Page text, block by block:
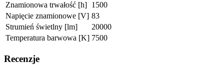
Znamionowa trwałość [h] 1500
Napięcie znamionowe [V] 83
Strumień świetlny [lm]
20000
Temperatura barwowa [K] 7500
Recenzje